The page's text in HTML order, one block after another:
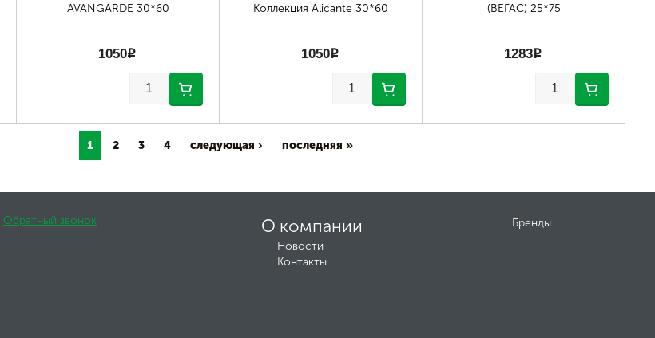
AVANGARDE 30*60
1050p
Коллекция Alicante 30*60
1050p
(ВЕГАС) 25*75
1283p
1 2 3 4 следующая › последняя »
Обратный звонок О компании
Новости
Контакты
Бренды